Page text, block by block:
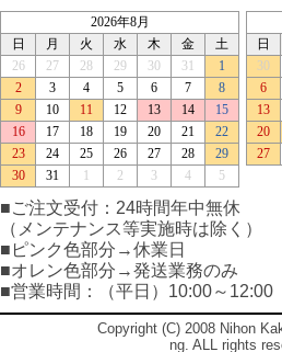
■ご注文受付：24時間年中無休
（メンテナンス等実施時は除く）
■ピンク色部分→休業日
■オレン色部分→発送業務のみ
■営業時間：（平日）10:00～
Copyright (C) 2008 Nihon
ng. ALL rights